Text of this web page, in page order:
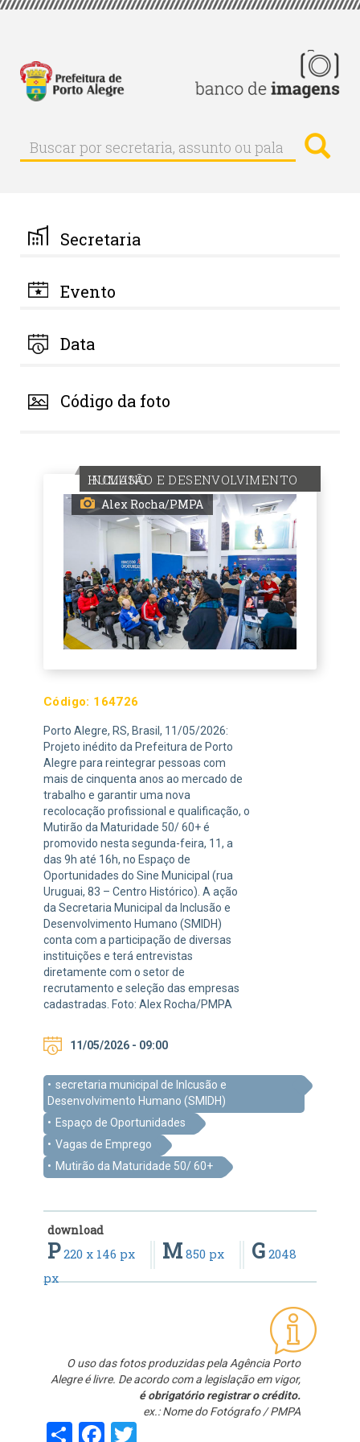
Pular
principal
Buscar
Buscar
por
palavra-
chave
Secretaria
Evento
Data
Código da foto
INCLUSÃO E DESENVOLVIMENTO HUMANO
Alex Rocha/PMPA
Código: 164726
Porto Alegre, RS, Brasil, 11/05/2026:
Projeto inédito da Prefeitura de Porto
Alegre para reintegrar pessoas com
mais de cinquenta anos ao mercado de
trabalho e garantir uma nova
recolocação profissional e qualificação, o
Mutirão da Maturidade 50/ 60+ é
promovido nesta segunda-feira, 11, a
das 9h até 16h, no Espaço de
Oportunidades do Sine Municipal (rua
Uruguai, 83 – Centro Histórico). A ação
da Secretaria Municipal da Inclusão e
Desenvolvimento Humano (SMIDH)
conta com a participação de diversas
instituições e terá entrevistas
diretamente com o setor de
recrutamento e seleção das empresas
cadastradas. Foto: Alex Rocha/PMPA
11/05/2026 - 09:00
secretaria municipal de Inlcusão e
Desenvolvimento Humano (SMIDH)
Espaço de Oportunidades
Vagas de Emprego
Mutirão da Maturidade 50/ 60+
download
P220 x 146 px M 850 px G 2048
px
O uso das fotos produzidas pela Agência Porto
Alegre é livre. De acordo com a legislação em vigor,
é obrigatório registrar o crédito.
ex.: Nome do Fotógrafo / PMPA
ShareFacebook